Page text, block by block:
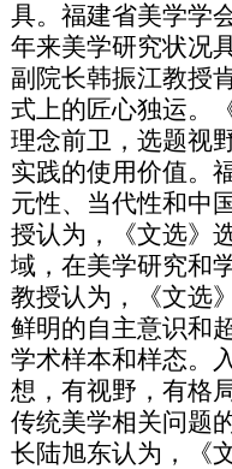
具。福建省美学学
年来美学研究状况
副院长韩振江教授
式上的匠心独运。
理念前卫，选题视
实践的使用价值。
元性、当代性和中
授认为，《文选》
域，在美学研究和
教授认为，《文选
鲜明的自主意识和
学术样本和样态。
想，有视野，有格
传统美学相关问题
长陆旭东认为，《